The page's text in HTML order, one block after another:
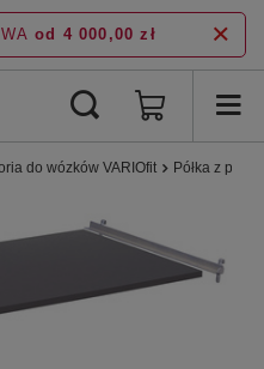
od 4 000,00 zł
do wózków VARIOfit Półka z